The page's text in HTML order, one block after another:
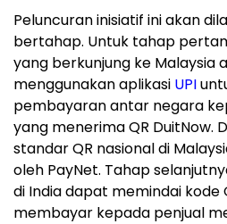
Peluncuran inisiatif ini akan
bertahap. Untuk tahap
yang berkunjung ke Malaysia
menggunakan aplikasi UPI
pembayaran antar negara
yang menerima QR DuitNow.
standar QR nasional di
oleh PayNet. Tahap
di India dapat memindai kode
membayar kepada penjual